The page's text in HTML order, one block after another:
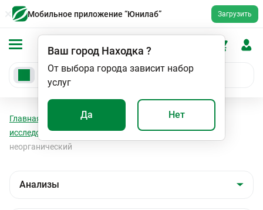
Мобильное приложение “Юнилаб” Загрузить
Ваш город Находка ?
От выбора города зависит набор
услуг
Да Нет
Главная Анализы
Биохимические
исследования
Макро- и микроэлементы
Фосфор
неорганический